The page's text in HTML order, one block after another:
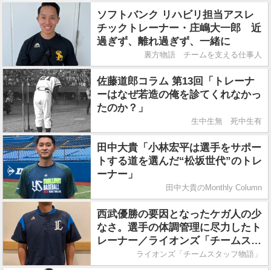
ソフトバンク リハビリ担当アスレ
チックトレーナー・庄嶋大一郎 近
過ぎず、離れ過ぎず、一緒に
裏方物語 チームを支える仕事人
佐藤道郎コラム 第13回「トレーナ
ーはなぜ若造の俺を診てくれなかっ
たのか？」
生中生無 死中生有
田中大貴「小林宏平は選手をサポー
トする道を選んだ“松坂世代”のトレ
ーナー」
田中大貴のMonthly Column
西武優勝の要因となったケガ人の少
なさ。選手の体調管理に尽力したト
レーナー／ライオンズ「チームスタ
ッフ物語」Vol.07
ライオンズ「チームスタッフ物語」